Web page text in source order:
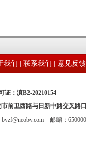
我们 联系我们 意见反馈
证：滇B2-20210154
市前卫西路与日新中路交叉
邮编：